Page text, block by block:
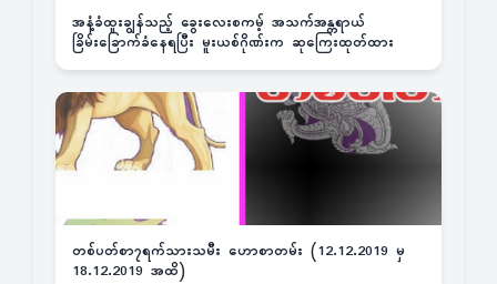
အနံ့ခံထူးချွန်သည့် ခွေးလေးစကမ့် အသက်အန္တရာယ်
ခြိမ်းခြောက်ခံနေရပြီး မူးယစ်ဂိုဏ်းက ဆုကြေးထုတ်ထား
တစ်ပတ်စာ၇ရက်သားသမီး ဟောစာတမ်း (12.12.2019 မှ
18.12.2019 အထိ)